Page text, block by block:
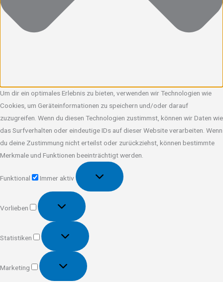
Um dir ein optimales Erlebnis zu bieten, verwenden wir Technologien wie
Cookies, um Geräteinformationen zu speichern und/oder darauf
zuzugreifen. Wenn du diesen Technologien zustimmst, können wir Daten wie
das Surfverhalten oder eindeutige IDs auf dieser Website verarbeiten. Wenn
du deine Zustimmung nicht erteilst oder zurückziehst, können bestimmte
Merkmale und Funktionen beeinträchtigt werden.
Funktional
Immer aktiv
Vorlieben
Vorlieben
Statistiken
Statistiken
Marketing
Marketing